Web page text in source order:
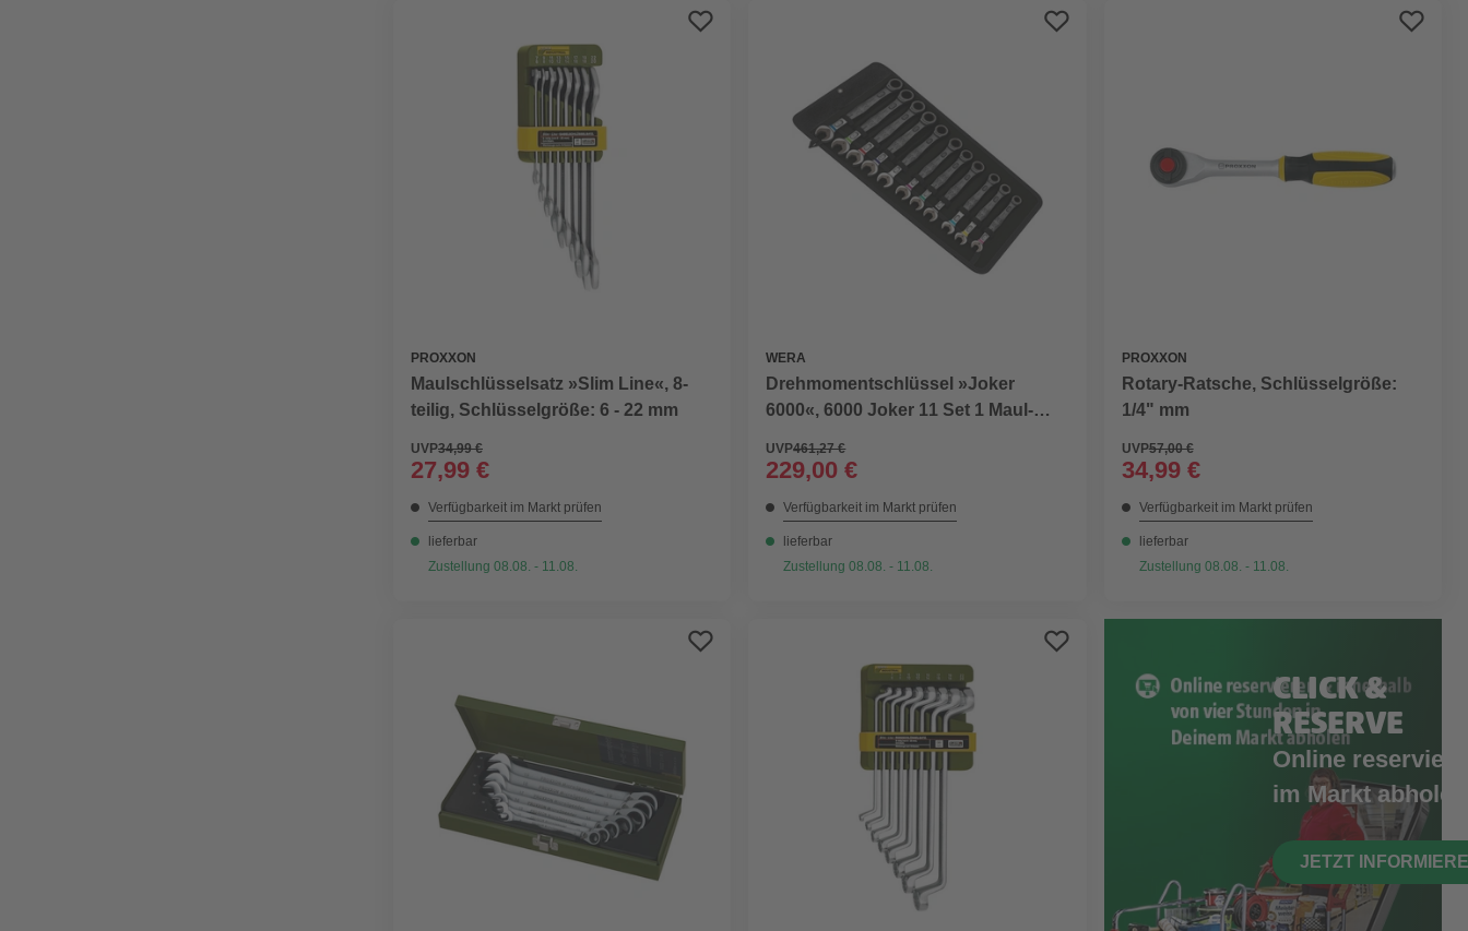
PROXXON
Maulschlüsselsatz »Slim Line«, 8-
teilig, Schlüsselgröße: 6 - 22 mm
UVP34,99 €
27,99 €
Verfügbarkeit im Markt prüfen
lieferbar
Zustellung 08.08. - 11.08.
WERA
Drehmomentschlüssel »Joker
6000«, 6000 Joker 11 Set 1 Maul-
UVP461,27 €
229,00 €
Verfügbarkeit im Markt prüfen
lieferbar
Zustellung 08.08. - 11.08.
PROXXON
Rotary-Ratsche, Schlüsselgröße:
1/4" mm
UVP57,00 €
34,99 €
Verfügbarkeit im Markt prüfen
lieferbar
Zustellung 08.08. - 11.08.
CLICK &
RESERVE
Online
im Markt abholen
JETZT